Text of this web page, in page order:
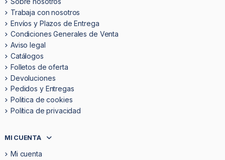
Trabaja con nosotros
Envíos y Plazos de Entrega
Condiciones Generales de Venta
Aviso legal
Catálogos
Folletos de oferta
Devoluciones
Pedidos y Entregas
Politica de cookies
Política de privacidad
MI CUENTA
Mi cuenta